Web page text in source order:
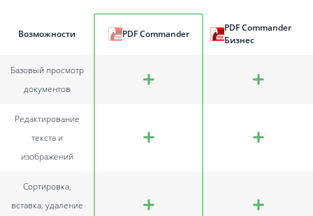
PDF Commander
Возможности
PDF Commander
Бизнес
Базовый просмотр
документов
Редактирование
текста и
изображений
Сортировка,
вставка, удаление